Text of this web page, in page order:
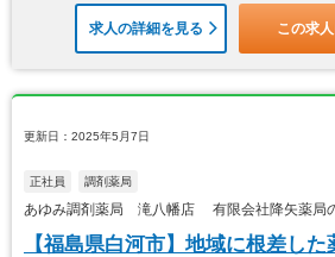
求人の詳細を見る この求
更新日：2025年5月7日
正社員 調剤薬局
あゆみ調剤薬局 滝八幡店 有限会社降矢薬局
【福島県白河市】地域に根差した